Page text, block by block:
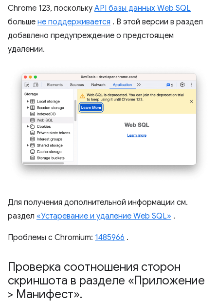
Chrome 123, поскольку API базы данных Web SQL
больше не поддерживается . В этой версии в раздел
добавлено предупреждение о предстоящем
удалении.
Для получения дополнительной информации см.
раздел «Устаревание и удаление Web SQL» .
Проблемы с Chromium: 1485966 .
Проверка соотношения сторон
скриншота в разделе «Приложение
> Манифест».